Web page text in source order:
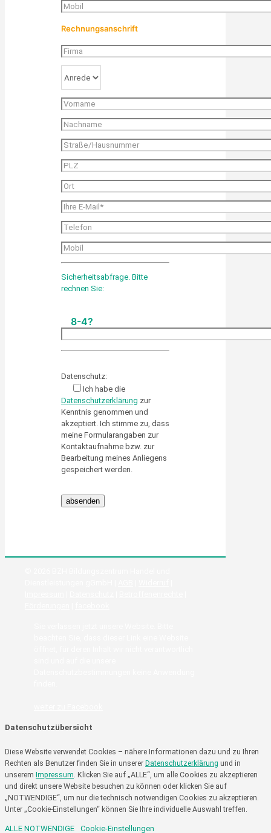
Rechnungsanschrift
Sicherheitsabfrage. Bitte
rechnen Sie:
8-4?
Datenschutz:
Ich habe die
Datenschutzerklärung zur
Kenntnis genommen und
akzeptiert. Ich stimme zu, dass
meine Formularangaben zur
Kontaktaufnahme bzw. zur
Bearbeitung meines Anliegens
gespeichert werden.
Datenschutzübersicht
Diese Website verwendet Cookies – nähere Informationen dazu und zu Ihren
Rechten als Benutzer finden Sie in unserer Datenschutzerklärung und in
unserem Impressum. Klicken Sie auf „ALLE“, um alle Cookies zu akzeptieren
und direkt unsere Website besuchen zu können oder klicken Sie auf
„NOTWENDIGE“, um nur die technisch notwendigen Cookies zu akzeptieren.
Unter „Cookie-Einstellungen“ können Sie Ihre individuelle Auswahl treffen.
ALLE NOTWENDIGE Cookie-Einstellungen